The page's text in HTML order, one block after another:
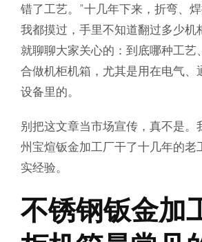
错了工艺。”十几年下来，折弯、
我都摸过，手里不知道翻过多少机
就聊聊大家关心的：到底哪种工艺
合做机柜机箱，尤其是用在电气、
设备里的。
别把这文章当市场宣传，真不是。
州宝煊钣金加工厂干了十几年的老
实经验。
不锈钢钣金加